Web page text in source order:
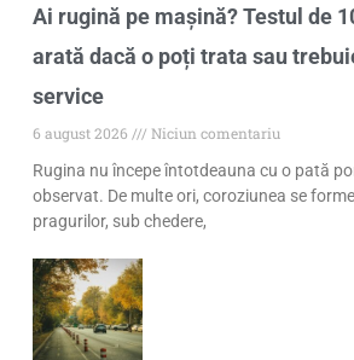
Ai rugină pe mașină? Testul de
arată dacă o poți trata sau
service
6 august 2026
Niciun comentariu
Rugina nu începe întotdeauna cu o pată
observat. De multe ori, coroziunea se
pragurilor, sub chedere,